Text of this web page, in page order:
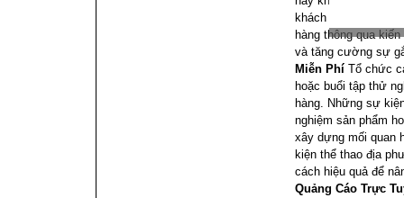
khách hàng hiện
hàng thông qua
và tăng cường sự
Miễn Phí Tổ chức
hoặc buổi tập thử
hàng. Những sự
nghiệm sản phẩm
xây dựng mối quan
kiện thể thao địa
cách hiệu quả để
Quảng Cáo Trực